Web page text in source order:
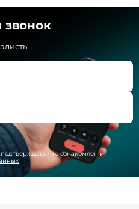
звонок
подтверждаю, что ознакомлен и